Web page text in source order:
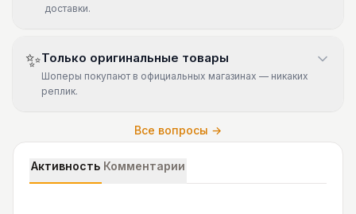
доставки.
✨Только оригинальные товары
Шоперы покупают в официальных магазинах — никаких
реплик.
Все вопросы →
Активность Комментарии